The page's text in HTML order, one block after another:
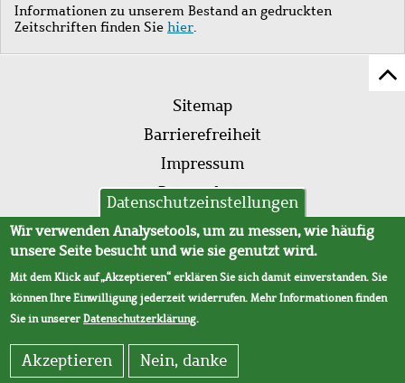
Informationen zu unserem Bestand an gedruckten
Zeitschriften finden Sie hier.
Fußleistenmenü
Sitemap
Barrierefreiheit
Impressum
Datenschutz
AVB
Datenschutzeinstellungen
Wir verwenden Analysetools, um zu messen, wie häufig
unsere Seite besucht und wie sie genutzt wird.
Mit dem Klick auf „Akzeptieren“ erklären Sie sich damit einverstanden. Sie
können Ihre Einwilligung jederzeit widerrufen. Mehr Informationen finden
Sie in unsererDatenschutzerklärung.
Akzeptieren Nein, danke